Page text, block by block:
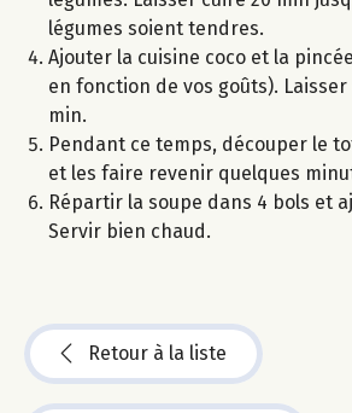
légumes soient tendres.
Ajouter la cuisine coco et la
en fonction de vos goûts).
min.
Pendant ce temps, découper le
et les faire revenir quelques
Répartir la soupe dans 4 bols et
Servir bien chaud.
Retour à la liste